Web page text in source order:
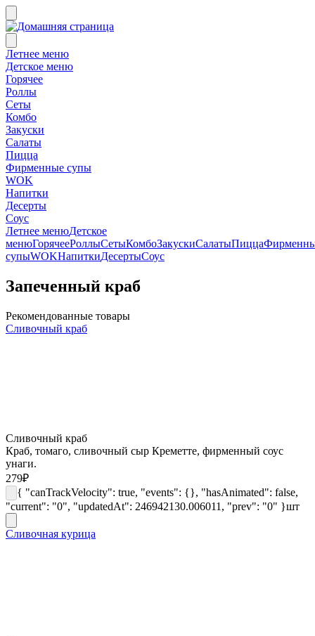
Летнее меню
Детское меню
Горячее
Роллы
Сеты
Комбо
Закуски
Салаты
Пицца
Фирменные супы
WOK
Напитки
Десерты
Соус
Летнее менюДетское
менюГорячееРоллыСетыКомбоЗакускиСалатыПицца
супыWOKНапиткиДесертыСоус
Запеченный краб
Рекомендованные товары
Сливочный краб
Сливочный краб
Краб, томаго, сливочный сыр Креметте, фирменный соус
унаги.
279₽
{ "canTrackVelocity": true, "events": {}, "hasAnimated": false,
"current": "0", "updatedAt": 246942130.006011, "prev": "0" }шт
Сливочная курица